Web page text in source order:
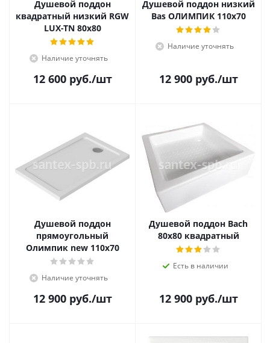
Душевой поддон
квадратный низкий RGW
LUX-TN 80x80
Наличие уточнять
12 600руб./шт
Душевой поддон низкий
Bas ОЛИМПИК 110х70
Наличие уточнять
12 900руб./шт
Душевой поддон
прямоугольный
Олимпик new 110х70
Наличие уточнять
12 900руб./шт
Душевой поддон Bach
80х80 квадратный
Есть в наличии
12 900руб./шт